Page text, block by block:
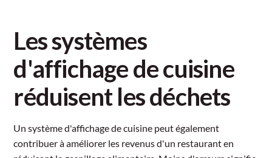
Les systèmes
d'affichage de cuisine
réduisent les déchets
Un système d'affichage de cuisine peut également
contribuer à améliorer les revenus d'un restaurant en